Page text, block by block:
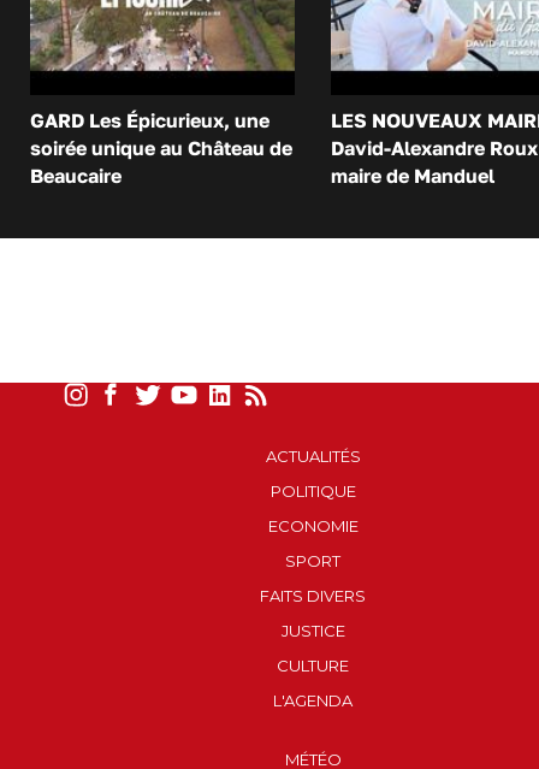
GARD Les Épicurieux, une
soirée unique au Château de
Beaucaire
LES NOUVEAUX
David-Alexandre
maire de Manduel
ACTUALITÉS
POLITIQUE
ECONOMIE
SPORT
FAITS DIVERS
JUSTICE
CULTURE
L'AGENDA
MÉTÉO